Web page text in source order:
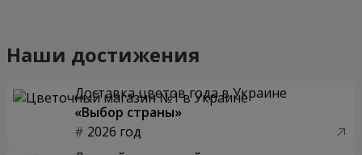
Наши достижения
Доставка цветов года в Украине
«Выбор страны»
2026 год